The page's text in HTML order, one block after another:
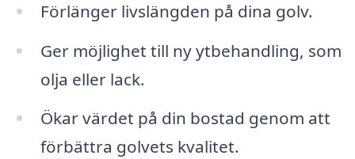
Förlänger livslängden på dina golv.
Ger möjlighet till ny ytbehandling, som
olja eller lack.
Ökar värdet på din bostad genom att
förbättra golvets kvalitet.